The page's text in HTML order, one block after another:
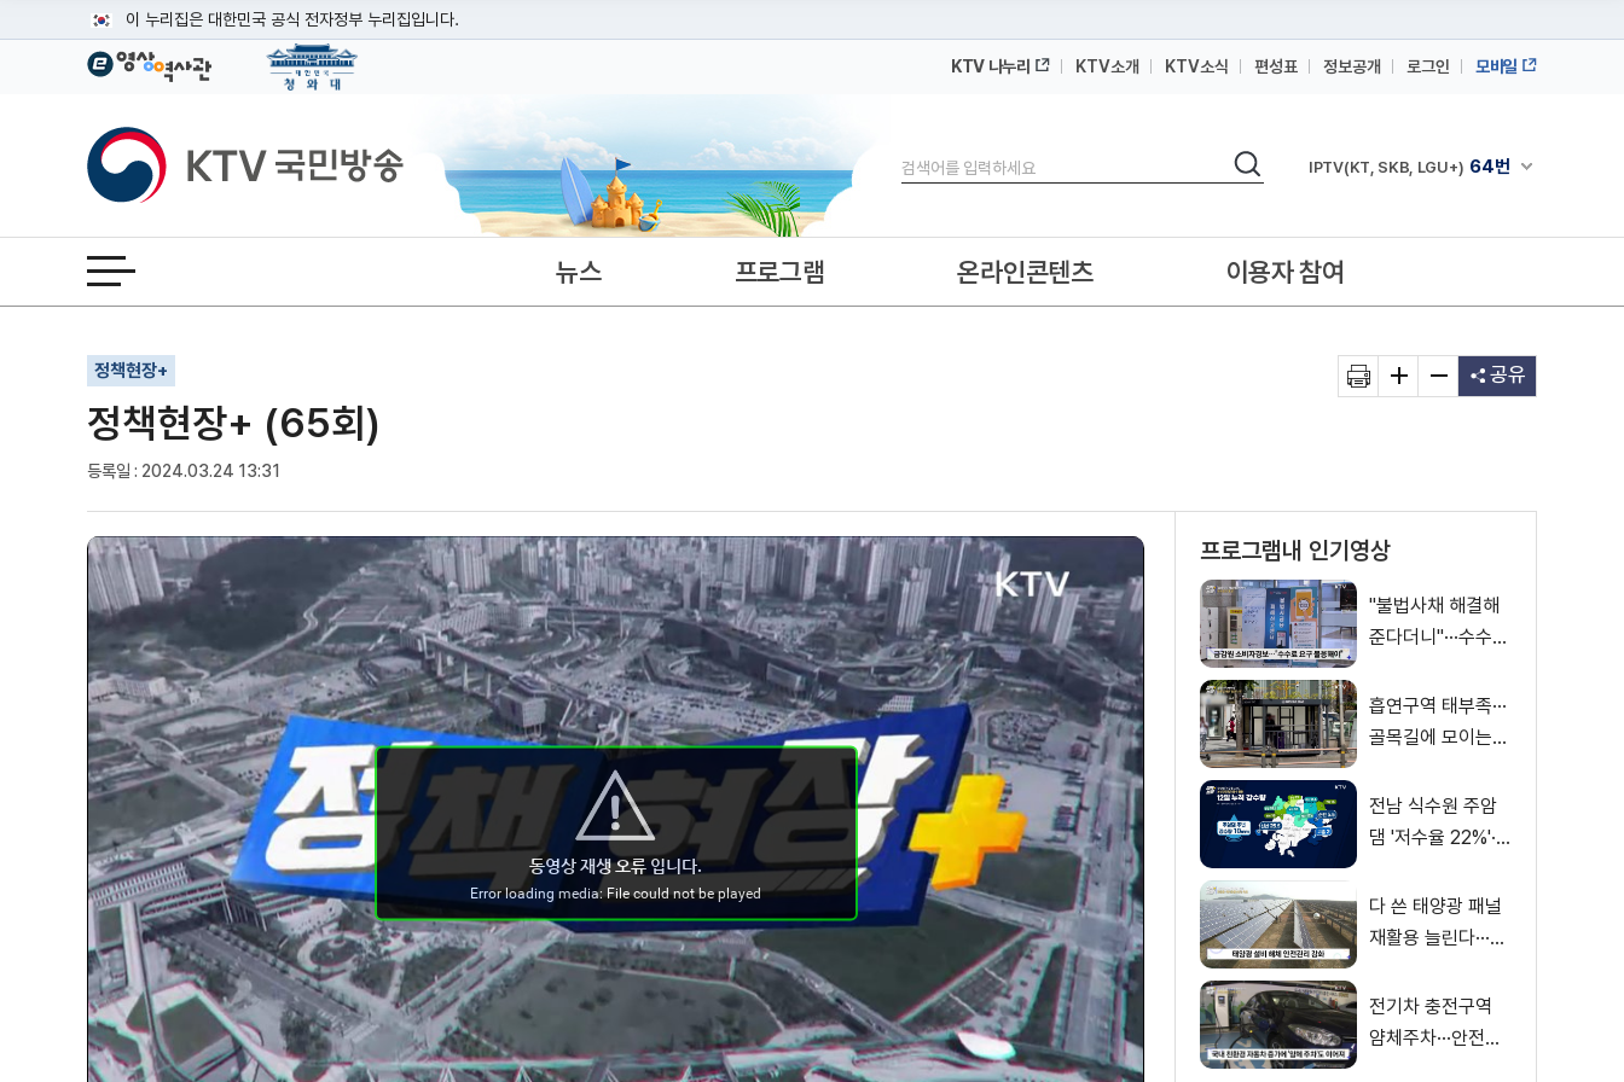
이 누리집은 대한민국 공식 전자정부 누리집입니다.
공식 누리집 주소 확인하기
이밖에 or.kr 또는 .kr등 다른 도메인 주소를 사용하고 있다면 아래 URL에서 도메인 주소를 확인해 보세요
운영중인 공식 누리집보기
KTV 나누리 KTV소개 KTV소식 편성표 정보공개 로그인 모바일
KTV국민방송
검색
검색 채널안내 펼쳐
IPTV(KT, SKB, LGU+) 64번
IPTV(KT, SKB, LGU+)
전체메뉴 열기 뉴스 프로그램 온라인콘텐츠 이용자 참여
정책현장+
정책현장+ (65회)
등록일 : 2024.03.24 13:31
기사인쇄
글자확대
글자축소 공유
프로그램내 인기영상
"불법사채 해결해
준다더니"···수수료
흡연구역 태부족···
골목길에 모이는
전남 식수원 주암
댐 '저수율 22%'···
활용
다 쓴 태양광 패널
재활용 늘린다···폐
표
전기차 충전구역
얌체주차···안전신